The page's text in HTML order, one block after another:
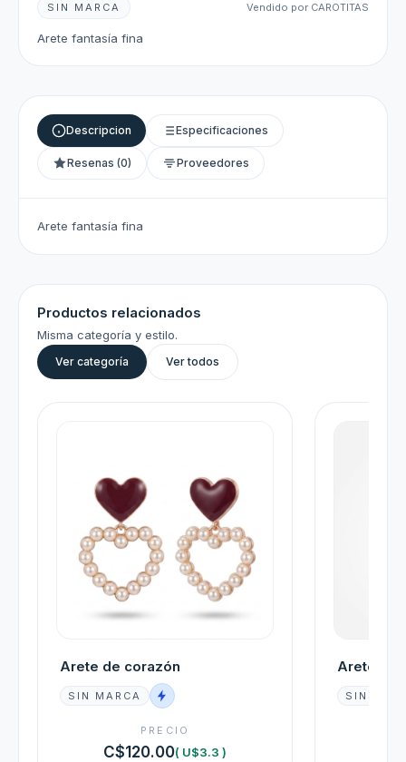
SIN MARCA Vendido por CAROTITAS
Arete fantasía fina
Descripcion Especificaciones
Resenas (0) Proveedores
Arete fantasía fina
Productos relacionados
Misma categoría y estilo.
Ver categoría Ver todos
Arete de corazón
SIN MARCA
PRECIO
C$120.00( U$3.3 )
Arete de
SIN